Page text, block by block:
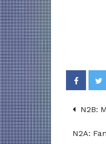
N2B:
N2A: